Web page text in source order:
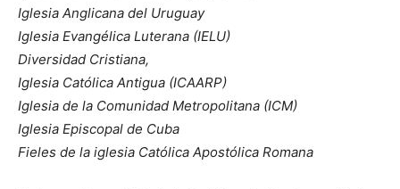
Iglesia Anglicana del Uruguay
Iglesia Evangélica Luterana (IELU)
Diversidad Cristiana,
Iglesia Católica Antigua (ICAARP)
Iglesia de la Comunidad Metropolitana (ICM)
Iglesia Episcopal de Cuba
Fieles de la iglesia Católica Apostólica Romana